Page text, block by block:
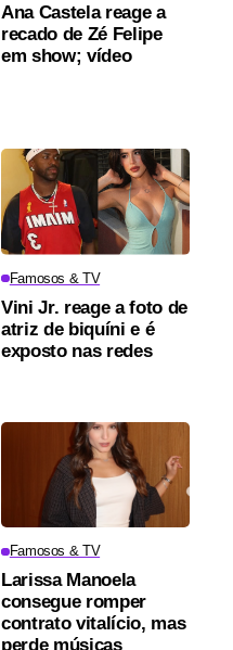
Ana Castela reage a
recado de Zé Felipe
em show; vídeo
Famosos & TV
Vini Jr. reage a foto de
atriz de biquíni e é
exposto nas redes
Famosos & TV
Larissa Manoela
consegue romper
contrato vitalício, mas
perde músicas